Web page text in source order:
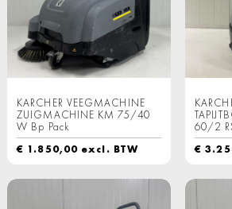
KARCHER VEEGMACHINE
ZUIGMACHINE KM 75/40
W Bp Pack
€ 1.850,00 excl. BTW
60/2
€